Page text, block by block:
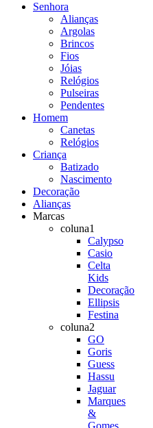
Senhora
Alianças
Argolas
Brincos
Fios
Jóias
Relógios
Pulseiras
Pendentes
Homem
Canetas
Relógios
Criança
Batizado
Nascimento
Decoração
Alianças
Marcas
coluna1
Calypso
Casio
Celta
Kids
Decoração
Ellipsis
Festina
coluna2
GO
Goris
Guess
Hassu
Jaguar
Marques
&